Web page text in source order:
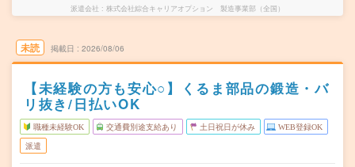
派遣会社 株式会社綜合キャリアオプション 製造事業部（全国）
未読 掲載日 2026/08/06
【未経験の方も安心○】くるま部品の鍛造・バ
リ抜き/日払いOK
職種未経験OK 交通費別途支給あり 土日祝日が休み WEB登録OK
派遣